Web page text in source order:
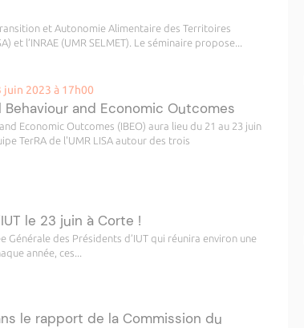
et Autonomie Alimentaire des Territoires
l’INRAE (UMR SELMET). Le séminaire propose...
juin 2023 à 17h00
and Economic Outcomes
Economic Outcomes (IBEO) aura lieu du 21 au 23 juin
TerRA de l'UMR LISA autour des trois
le 23 juin à Corte !
Générale des Présidents d’IUT qui réunira environ une
année, ces...
le rapport de la Commission du